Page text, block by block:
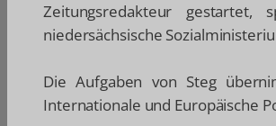
Zeitungsredakteur
niedersächsische
Die Aufgaben von Steg
Internationale und Europäische